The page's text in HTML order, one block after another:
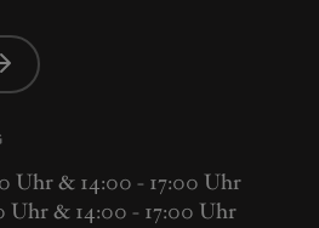
Uhr & 14:00 - 17:00 Uhr
Uhr & 14:00 - 17:00 Uhr